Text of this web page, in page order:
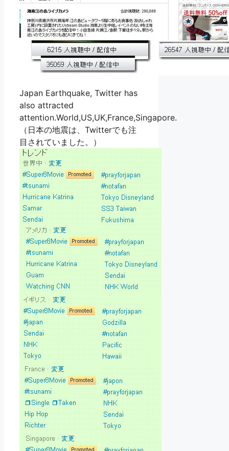
Japan Earthquake, Twitter has
also attracted
attention.World,US,UK,France,Singapore.
（日本の地震は、Twitterでも注
目されていました。）